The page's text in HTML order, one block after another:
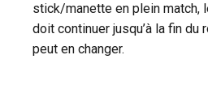
stick/manette en plein match,
doit continuer jusqu’à la fin du
peut en changer.